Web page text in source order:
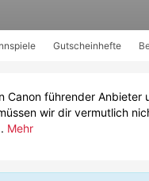
Gutscheinhefte
Canon führender
wir dir vermutlich
Mehr